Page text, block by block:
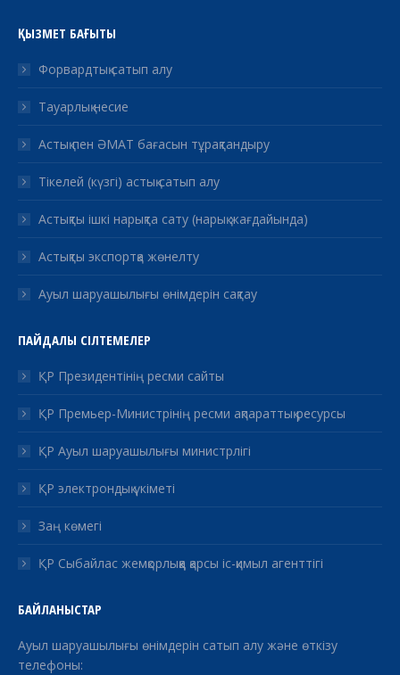
ҚЫЗМЕТ БАҒЫТЫ
Форвардтық сатып алу
Тауарлық несие
Астық пен ӘМАТ бағасын тұрақтандыру
Тікелей (күзгі) астық сатып алу
Астықты ішкі нарықта сату (нарық жағдайында)
Астықты экспортқа жөнелту
Ауыл шаруашылығы өнімдерін сақтау
ПАЙДАЛЫ СІЛТЕМЕЛЕР
ҚР Президентінің ресми сайты
ҚР Премьер-Министрінің ресми ақпараттық ресурсы
ҚР Ауыл шаруашылығы министрлігі
ҚР электрондық үкіметі
Заң көмегі
ҚР Сыбайлас жемқорлыққа қарсы іс-қимыл агенттігі
БАЙЛАНЫСТАР
Ауыл шаруашылығы өнімдерін сатып алу және өткізу
телефоны: